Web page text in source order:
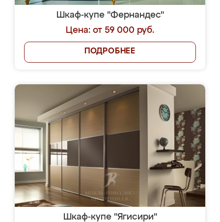
Шкаф-купе "Фернандес"
Цена: от 59 000 руб.
ПОДРОБНЕЕ
Шкаф-купе "Ягисири"